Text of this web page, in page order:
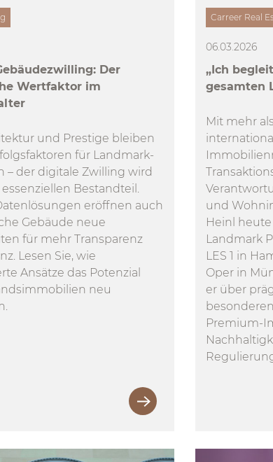
Der
Wertfaktor im
und Prestige bleiben
für Landmark-
– der digitale Zwilling wird
Bestandteil.
eröffnen auch
Gebäude neue
für mehr Transparenz
Lesen Sie, wie
Ansätze das Potenzial
neu
Carreer Real
06.03.2026
„Ich
gesamten
Mit mehr
und
Heinl
Landmark
LES 1 in
Oper in
er über
Premium-